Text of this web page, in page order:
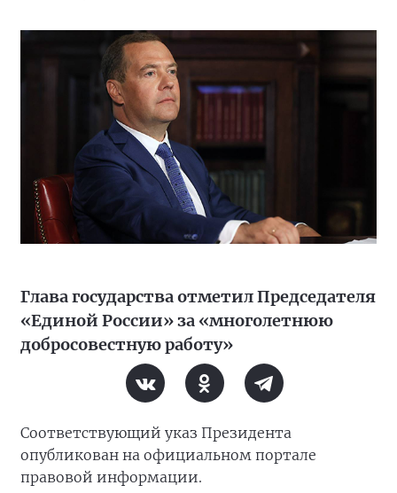
Глава государства отметил Председателя
«Единой России» за «многолетнюю
добросовестную работу»
Соответствующий указ Президента
опубликован на официальном портале
правовой информации.